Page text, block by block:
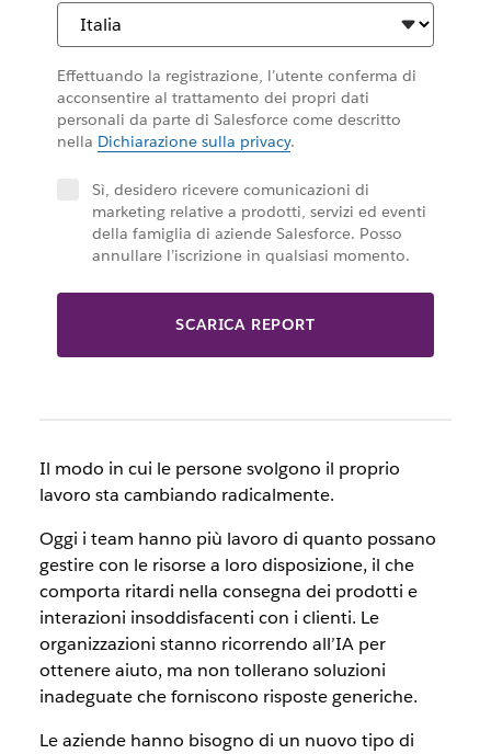
Effettuando la registrazione, l’utente conferma di
acconsentire al trattamento dei propri dati
personali da parte di Salesforce come descritto
nella Dichiarazione sulla privacy.
Sì, desidero ricevere comunicazioni di
marketing relative a prodotti, servizi ed eventi
della famiglia di aziende Salesforce. Posso
annullare l’iscrizione in qualsiasi momento.
SCARICA REPORT
Il modo in cui le persone svolgono il proprio
lavoro sta cambiando radicalmente.
Oggi i team hanno più lavoro di quanto possano
gestire con le risorse a loro disposizione, il che
comporta ritardi nella consegna dei prodotti e
interazioni insoddisfacenti con i clienti. Le
organizzazioni stanno ricorrendo all’IA per
ottenere aiuto, ma non tollerano soluzioni
inadeguate che forniscono risposte generiche.
Le aziende hanno bisogno di un nuovo tipo di